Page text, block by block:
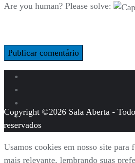
Are you human? Please solve:
Copyright ©2026 Sala Aberta -
reservados
Usamos cookies em nosso site para
mais relevante, lembrando suas